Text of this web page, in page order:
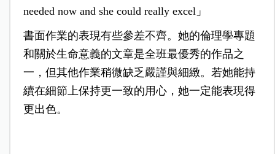
needed now and she could really excel」
書面作業的表現有些參差不齊。她的倫理學專題
和關於生命意義的文章是全班最優秀的作品之
一，但其他作業稍微缺乏嚴謹與細緻。若她能持
續在細節上保持更一致的用心，她一定能表現得
更出色。